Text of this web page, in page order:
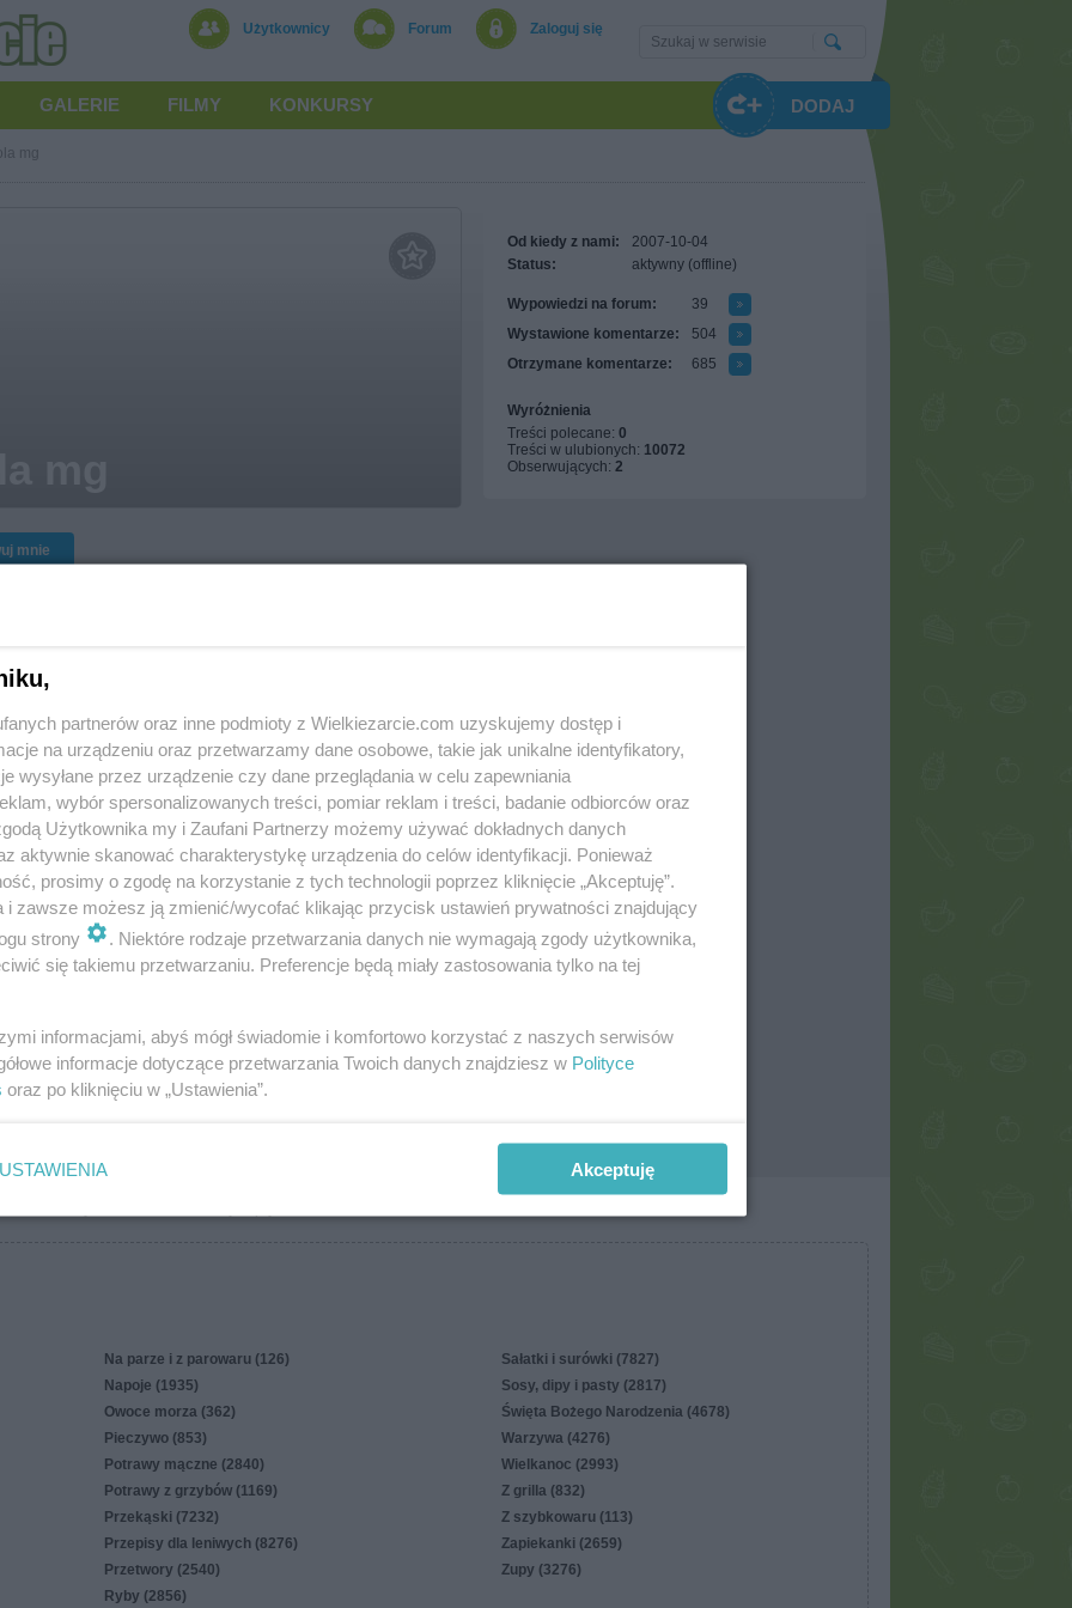
Użytkownicy Forum Zaloguj się
GALERIE FILMY KONKURSY DODAJ
mg
mnie
orzechowe
masą serową
54.8k 508 40
Sałatka z selera
naciowego
11.4k 40 0
ola mg
biszkoptach
11.2k 91 0
suszonymi owocami
8.5k 35 2
ola mg
Od kiedy z nami:
2007-10-04
Status:
aktywny (offline)
Wypowiedzi na forum:
39
Wystawione komentarze:
504
Otrzymane komentarze:
685
Wyróżnienia
Treści polecane: 0
Treści w ulubionych: 10072
Obserwujących: 2
Na parze i z parowaru (126)
Napoje (1935)
Owoce morza (362)
Pieczywo (853)
Potrawy mączne (2840)
Potrawy z grzybów (1169)
Przekąski (7232)
Przepisy dla leniwych (8276)
Przetwory (2540)
Ryby (2856)
Sałatki i surówki (7827)
Sosy, dipy i pasty (2817)
Święta Bożego Narodzenia (4678)
Warzywa (4276)
Wielkanoc (2993)
Z grilla (832)
Z szybkowaru (113)
Zapiekanki (2659)
Zupy (3276)
partnerów oraz inne podmioty z Wielkiezarcie.com uzyskujemy dostęp i
na urządzeniu oraz przetwarzamy dane osobowe, takie jak unikalne identyfikatory,
wysyłane przez urządzenie czy dane przeglądania w celu zapewniania
wybór spersonalizowanych treści, pomiar reklam i treści, badanie odbiorców oraz
Użytkownika my i Zaufani Partnerzy możemy używać dokładnych danych
aktywnie skanować charakterystykę urządzenia do celów identyfikacji. Ponieważ
prosimy o zgodę na korzystanie z tych technologii poprzez kliknięcie „Akceptuję”.
i zawsze możesz ją zmienić/wycofać klikając przycisk ustawień prywatności znajdujący
strony
. Niektóre rodzaje przetwarzania danych nie wymagają zgody użytkownika,
się takiemu przetwarzaniu. Preferencje będą miały zastosowania tylko na tej
informacjami, abyś mógł świadomie i komfortowo korzystać z naszych serwisów
informacje dotyczące przetwarzania Twoich danych znajdziesz w Polityce
oraz po kliknięciu w „Ustawienia”.
USTAWIENIA Akceptuję